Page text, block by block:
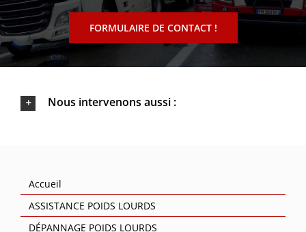
FORMULAIRE DE CONTACT !
Nous intervenons aussi :
Accueil
ASSISTANCE POIDS LOURDS
DÉPANNAGE POIDS LOURDS